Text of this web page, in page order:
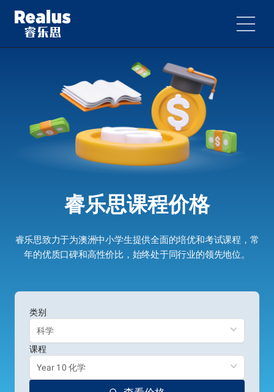
睿乐思课程价格
睿乐思致力于为澳洲中小学生提供全面的培优和考试课程，常
年的优质口碑和高性价比，始终处于同行业的领先地位。
类别
科学
课程
Year 10 化学